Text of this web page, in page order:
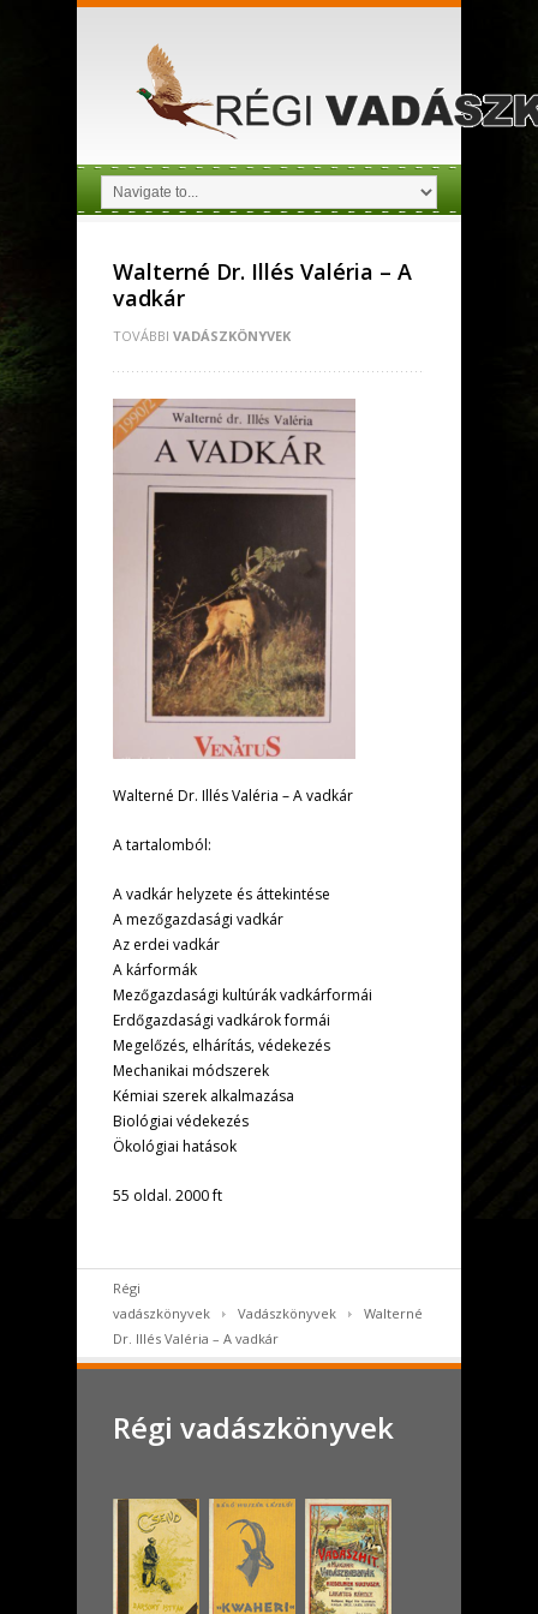
Walterné Dr. Illés Valéria – A
vadkár
TOVÁBBI VADÁSZKÖNYVEK
Walterné Dr. Illés Valéria – A vadkár
A tartalomból:
A vadkár helyzete és áttekintése
A mezőgazdasági vadkár
Az erdei vadkár
A kárformák
Mezőgazdasági kultúrák vadkárformái
Erdőgazdasági vadkárok formái
Megelőzés, elhárítás, védekezés
Mechanikai módszerek
Kémiai szerek alkalmazása
Biológiai védekezés
Ökológiai hatások
55 oldal. 2000 ft
Régi
vadászkönyvek
Vadászkönyvek
Walterné
Dr. Illés Valéria – A vadkár
Régi vadászkönyvek